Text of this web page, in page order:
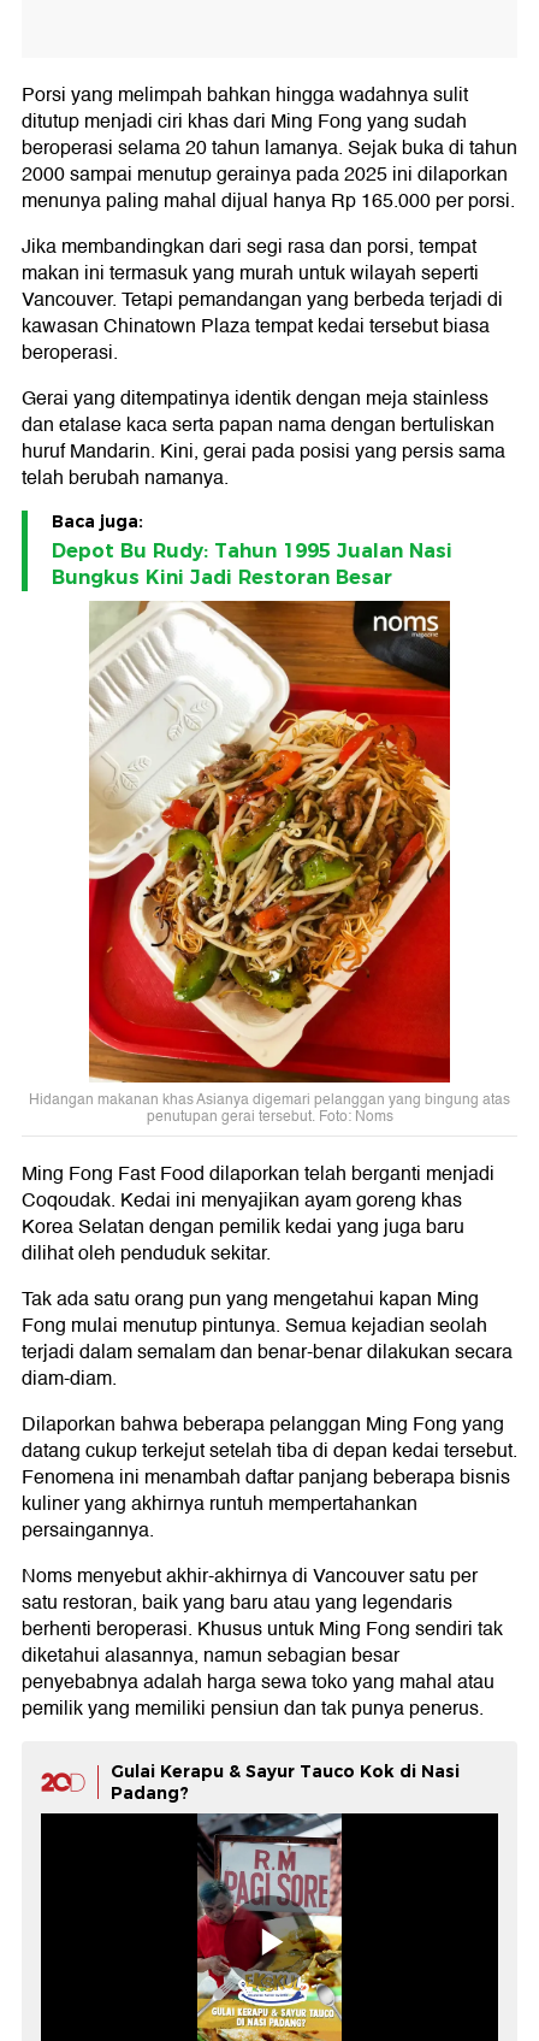
Porsi yang melimpah bahkan hingga wadahnya sulit
ditutup menjadi ciri khas dari Ming Fong yang sudah
beroperasi selama 20 tahun lamanya. Sejak buka di tahun
2000 sampai menutup gerainya pada 2025 ini dilaporkan
menunya paling mahal dijual hanya Rp 165.000 per porsi.
Jika membandingkan dari segi rasa dan porsi, tempat
makan ini termasuk yang murah untuk wilayah seperti
Vancouver. Tetapi pemandangan yang berbeda terjadi di
kawasan Chinatown Plaza tempat kedai tersebut biasa
beroperasi.
Gerai yang ditempatinya identik dengan meja stainless
dan etalase kaca serta papan nama dengan bertuliskan
huruf Mandarin. Kini, gerai pada posisi yang persis sama
telah berubah namanya.
Baca juga:
Depot Bu Rudy: Tahun 1995 Jualan Nasi
Bungkus Kini Jadi Restoran Besar
Hidangan makanan khas Asianya digemari pelanggan yang bingung atas
penutupan gerai tersebut. Foto: Noms
Ming Fong Fast Food dilaporkan telah berganti menjadi
Coqoudak. Kedai ini menyajikan ayam goreng khas
Korea Selatan dengan pemilik kedai yang juga baru
dilihat oleh penduduk sekitar.
Tak ada satu orang pun yang mengetahui kapan Ming
Fong mulai menutup pintunya. Semua kejadian seolah
terjadi dalam semalam dan benar-benar dilakukan secara
diam-diam.
Dilaporkan bahwa beberapa pelanggan Ming Fong yang
datang cukup terkejut setelah tiba di depan kedai tersebut.
Fenomena ini menambah daftar panjang beberapa bisnis
kuliner yang akhirnya runtuh mempertahankan
persaingannya.
Noms menyebut akhir-akhirnya di Vancouver satu per
satu restoran, baik yang baru atau yang legendaris
berhenti beroperasi. Khusus untuk Ming Fong sendiri tak
diketahui alasannya, namun sebagian besar
penyebabnya adalah harga sewa toko yang mahal atau
pemilik yang memiliki pensiun dan tak punya penerus.
Gulai Kerapu & Sayur Tauco Kok di Nasi
Padang?